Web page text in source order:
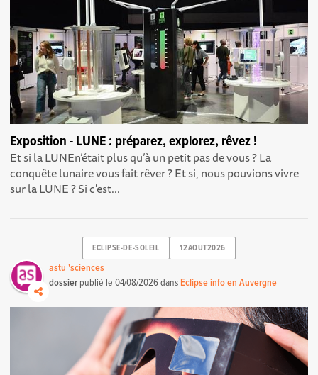
Exposition - LUNE : préparez, explorez, rêvez !
Et si la LUNEn’était plus qu’à un petit pas de vous ? La
conquête lunaire vous fait rêver ? Et si, nous pouvions vivre
sur la LUNE ? Si c'est...
ECLIPSE-DE-SOLEIL 12AOUT2026
astu 'sciences
dossier publié le04/08/2026dans Eclipse info en Auvergne